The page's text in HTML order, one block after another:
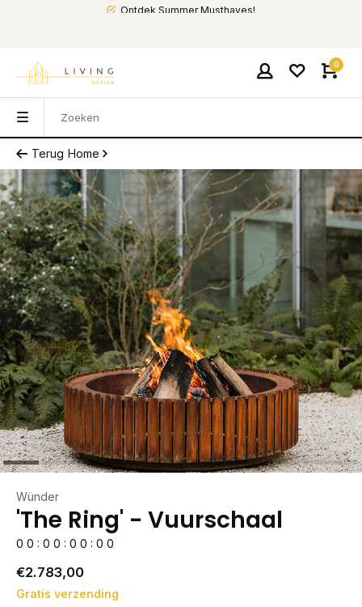
Ontdek Summer Musthaves!
0
Terug Home
Wünder
'The Ring' - Vuurschaal
0 0 : 0 0 : 0 0 : 0 0
€2.783,00
Gratis verzending